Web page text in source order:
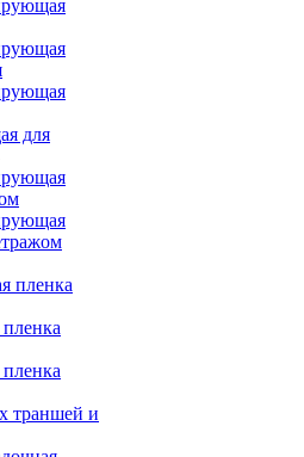
для
пленка
пленка
пленка
траншей и